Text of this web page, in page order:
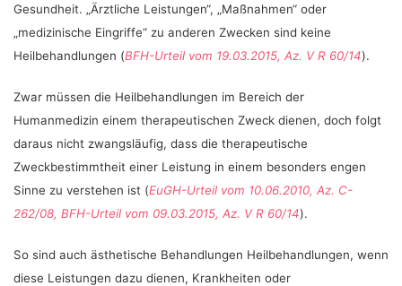
Gesundheit. „Ärztliche Leistungen“, „Maßnahmen“ oder
„medizinische Eingriffe“ zu anderen Zwecken sind keine
Heilbehandlungen (BFH-Urteil vom 19.03.2015, Az. V R 60/14).
Zwar müssen die Heilbehandlungen im Bereich der
Humanmedizin einem therapeutischen Zweck dienen, doch folgt
daraus nicht zwangsläufig, dass die therapeutische
Zweckbestimmtheit einer Leistung in einem besonders engen
Sinne zu verstehen ist (EuGH-Urteil vom 10.06.2010, Az. C-
262/08, BFH-Urteil vom 09.03.2015, Az. V R 60/14).
So sind auch ästhetische Behandlungen Heilbehandlungen, wenn
diese Leistungen dazu dienen, Krankheiten oder